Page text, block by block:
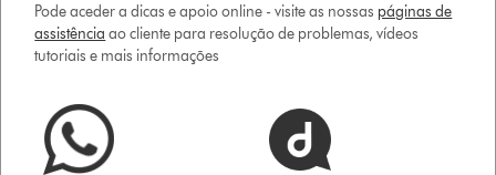
Pode aceder a dicas e apoio online - visite as nossas páginas de
assistência ao cliente para resolução de problemas, vídeos
tutoriais e mais informações